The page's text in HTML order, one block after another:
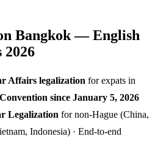
Bangkok — English
2026
Affairs legalization for expats in
since January 5, 2026
Legalization for non-Hague (China,
Indonesia) · End-to-end